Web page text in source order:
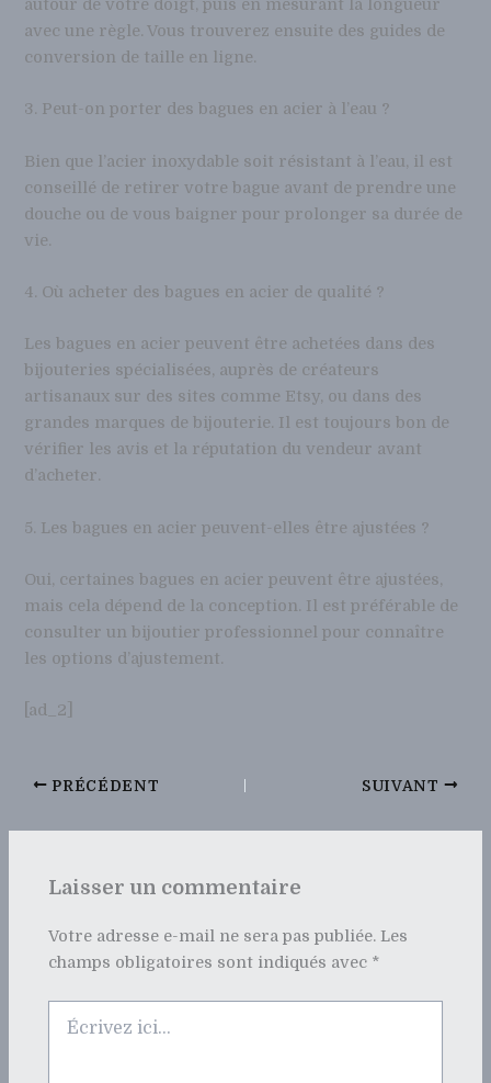
autour de votre doigt, puis en mesurant la longueur
avec une règle. Vous trouverez ensuite des guides de
conversion de taille en ligne.
3. Peut-on porter des bagues en acier à l’eau ?
Bien que l’acier inoxydable soit résistant à l’eau, il est
conseillé de retirer votre bague avant de prendre une
douche ou de vous baigner pour prolonger sa durée de
vie.
4. Où acheter des bagues en acier de qualité ?
Les bagues en acier peuvent être achetées dans des
bijouteries spécialisées, auprès de créateurs
artisanaux sur des sites comme Etsy, ou dans des
grandes marques de bijouterie. Il est toujours bon de
vérifier les avis et la réputation du vendeur avant
d’acheter.
5. Les bagues en acier peuvent-elles être ajustées ?
Oui, certaines bagues en acier peuvent être ajustées,
mais cela dépend de la conception. Il est préférable de
consulter un bijoutier professionnel pour connaître
les options d’ajustement.
[ad_2]
PRÉCÉDENT SUIVANT
Laisser un commentaire
Votre adresse e-mail ne sera pas publiée. Les
champs obligatoires sont indiqués avec *
ici…